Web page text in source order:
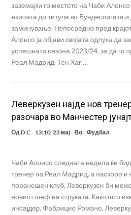
заземајќи го местото на Чаби
екипата до титула во Бундеслигата
заминување. Непосредно пред
Алонсо ја објави својата одлука да
успешната сезона 2023/24, за да го
Реал Мадрид. Тен Хаг …
Леверкузен најде нов
разочара во Манчестер
Од D C 13:10, 23 мај Во : Фудбал
Чаби Алонсо следната недела ќе
тренер на Реал Мадрид, а наскоро и
поранешен клуб, Леверкузен би
новиот шеф на струката. Како што
инсајдер, Фабрицио Романо,